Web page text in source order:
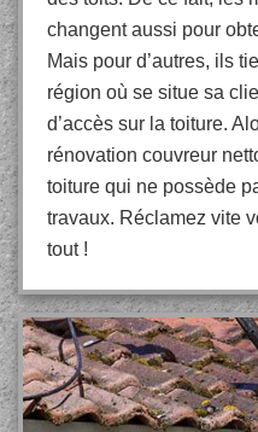
changent aussi pour
Mais pour d’autres, ils
région où se situe sa
d’accès sur la toiture.
rénovation couvreur
toiture qui ne possède
travaux. Réclamez vite
tout !